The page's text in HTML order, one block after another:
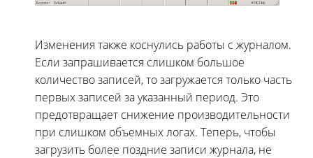
Изменения также коснулись работы с журналом.
Если запрашивается слишком большое
количество записей, то загружается только часть
первых записей за указанный период. Это
предотвращает снижение производительности
при слишком объемных логах. Теперь, чтобы
загрузить более поздние записи журнала, не